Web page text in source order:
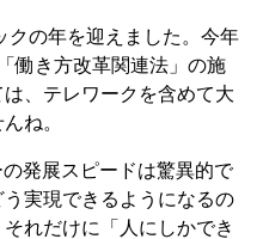
クの年を迎えました。今年
働き方改革関連法」の施
、テレワークを含めて大
ね。
発展スピードは驚異的で
実現できるようになるの
れだけに「人にしかでき